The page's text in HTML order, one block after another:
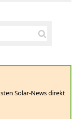
Solar-News direkt